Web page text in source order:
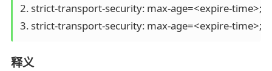
2. strict-transport-security: max-age=<expire-time>;
3. strict-transport-security: max-age=<expire-time>;
释义